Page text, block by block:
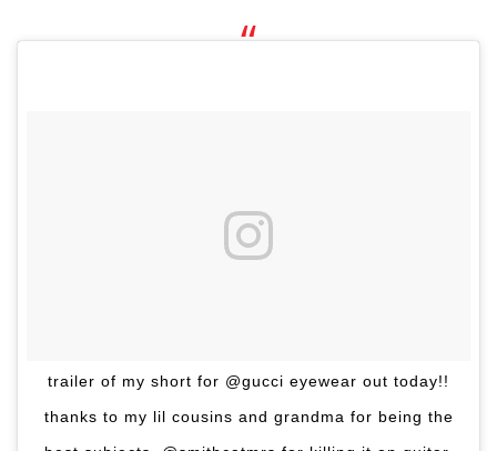
trailer of my short for @gucci eyewear out today!!
thanks to my lil cousins and grandma for being the